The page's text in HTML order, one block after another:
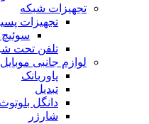
تجهیزات شبکه
تجهیزات
تلفن تحت
لوازم جانبی موبایل
پاوربانک
تبدیل
دانگل بلوتوث
شارژر